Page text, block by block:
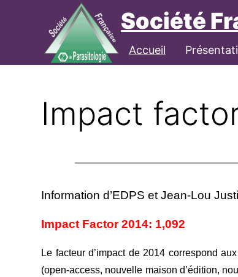
Société
Accueil
Connexion
Impact
Information d’EDPS et Jean-Lou
Impact Factor 2014: 1,092
Le fac­teur d’impact de 2014 cor­res­pond
(open-access, nou­velle mai­son d’édition,